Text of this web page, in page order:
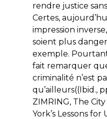
rendre justice
Certes,
impression
soient plus
exemple.
fait remarquer
criminalité n’est
qu’ailleurs((Ibid.,
ZIMRING, The
York’s Lessons